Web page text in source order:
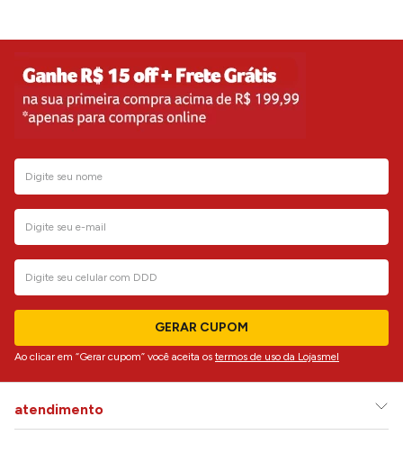
GERAR CUPOM
Ao clicar em “Gerar cupom” você aceita os termos de uso da Lojasmel
atendimento